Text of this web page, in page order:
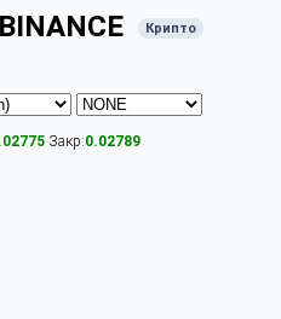
Крипто
Закр:0.02789